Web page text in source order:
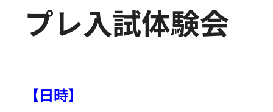
プレ入試体験会
【日時】